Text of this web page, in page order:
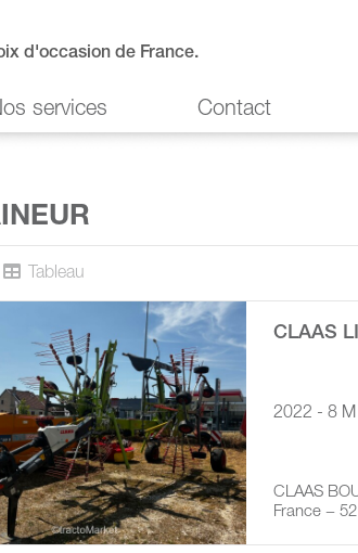
d'occasion de France.
services Contact
Tableau
CLAAS
2022 - 8 M
CLAAS
France −